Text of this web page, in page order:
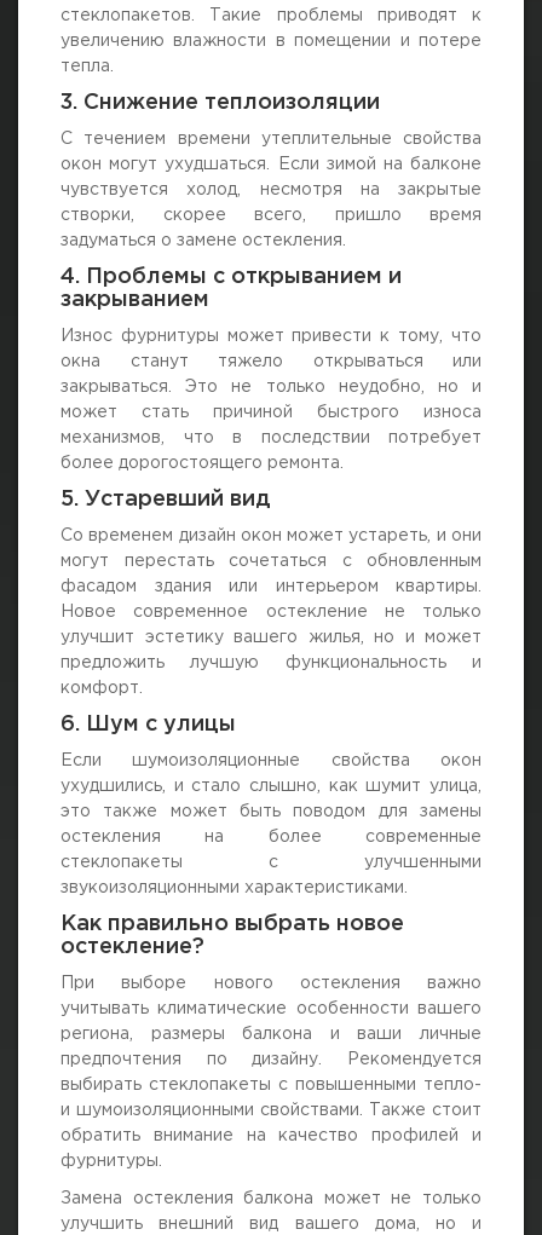
стеклопакетов. Такие проблемы приводят к
увеличению влажности в помещении и потере
тепла.
3. Снижение теплоизоляции
С течением времени утеплительные свойства
окон могут ухудшаться. Если зимой на балконе
чувствуется холод, несмотря на закрытые
створки, скорее всего, пришло время
задуматься о замене остекления.
4. Проблемы с открыванием и
закрыванием
Износ фурнитуры может привести к тому, что
окна станут тяжело открываться или
закрываться. Это не только неудобно, но и
может стать причиной быстрого износа
механизмов, что в последствии потребует
более дорогостоящего ремонта.
5. Устаревший вид
Со временем дизайн окон может устареть, и они
могут перестать сочетаться с обновленным
фасадом здания или интерьером квартиры.
Новое современное остекление не только
улучшит эстетику вашего жилья, но и может
предложить лучшую функциональность и
комфорт.
6. Шум с улицы
Если шумоизоляционные свойства окон
ухудшились, и стало слышно, как шумит улица,
это также может быть поводом для замены
остекления на более современные
стеклопакеты с улучшенными
звукоизоляционными характеристиками.
Как правильно выбрать новое
остекление?
При выборе нового остекления важно
учитывать климатические особенности вашего
региона, размеры балкона и ваши личные
предпочтения по дизайну. Рекомендуется
выбирать стеклопакеты с повышенными тепло-
и шумоизоляционными свойствами. Также стоит
обратить внимание на качество профилей и
фурнитуры.
Замена остекления балкона может не только
улучшить внешний вид вашего дома, но и